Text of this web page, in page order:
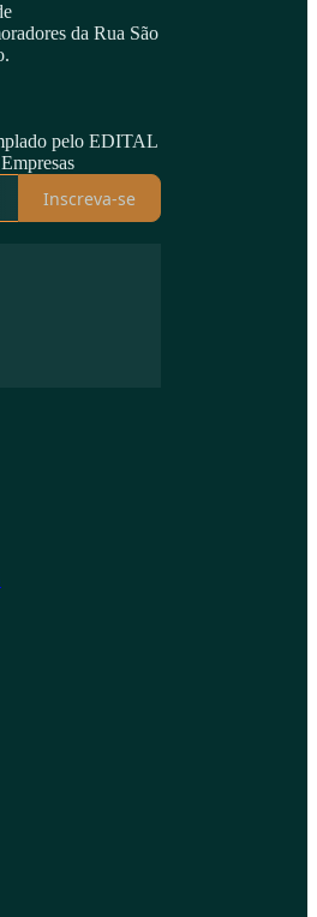
da Rua São
pelo EDITAL
Inscreva-se